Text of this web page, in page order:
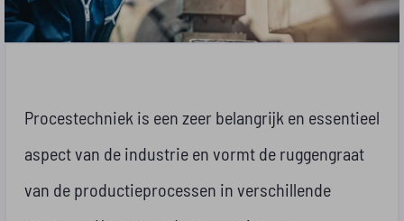
Procestechniek is een zeer belangrijk en essentieel
aspect van de industrie en vormt de ruggengraat
van de productieprocessen in verschillende